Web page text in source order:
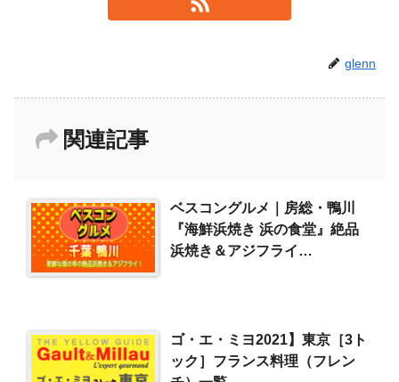
glenn
関連記事
ベスコングルメ｜房総・鴨川
『海鮮浜焼き 浜の食堂』絶品
浜焼き＆アジフライ
ゴ・エ・ミヨ2021】東京［3ト
ック］フランス料理（フレン